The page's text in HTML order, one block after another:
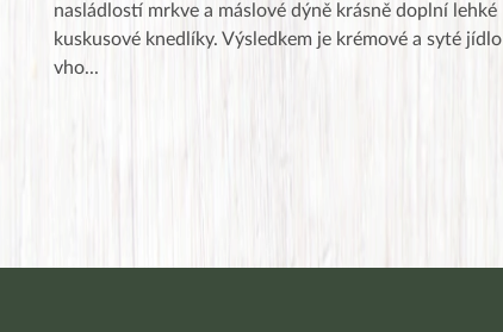
nasládlostí mrkve a máslové dýně krásně doplní lehké
kuskusové knedlíky. Výsledkem je krémové a syté jídlo
vho...